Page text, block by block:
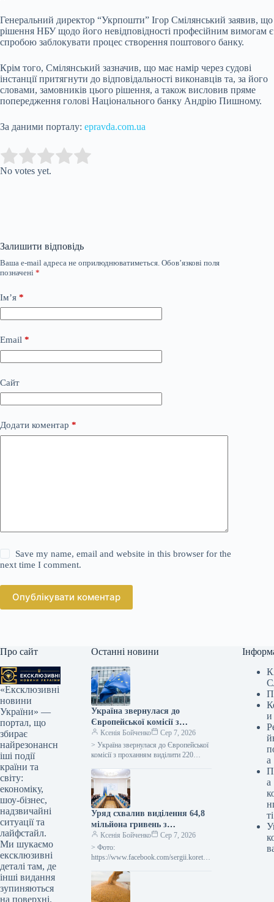
Генеральний директор “Укрпошти” Ігор Смілянський заявив, що
рішення НБУ щодо його невідповідності професійним вимогам є
спробою заблокувати процес створення поштового банку.
Крім того, Смілянський зазначив, що має намір через судові
інстанції притягнути до відповідальності виконавців та, за його
словами, замовників цього рішення, а також висловив пряме
попередження голові Національного банку Андрію Пишному.
За даними порталу: epravda.com.ua
Rate this item:
No votes yet.
Залишити відповідь
Ваша e-mail адреса не оприлюднюватиметься. Обов’язкові поля
позначені *
Ім’я *
Email *
Сайт
Додати коментар *
Save my name, email and website in this browser for the
next time I comment.
Опублікувати коментар
Про сайт
«Ексклюзивні
новини
України» —
портал, що
збирає
найрезонансн
іші події
країни та
світу:
економіку,
шоу-бізнес,
надзвичайні
ситуації та
лайфстайл.
Ми шукаємо
ексклюзивні
деталі там, де
інші видання
зупиняються
на поверхні.
Останні новини
Україна звернулася до
Європейської комісії з
проханням надати 220
мільйонів євро для допомоги
аграрному сектору у зв’язку
Ксенія Бойченко
Сер 7, 2026
> Україна звернулася до Європейської
комісії з проханням виділити 220
допомоги для покриття відсотків за
кредитами для…
Уряд схвалив виділення 64,8
мільйона гривень з
державного бюджету для
відновлення та подолання
наслідків бойових дій.
Ксенія Бойченко
Сер 7, 2026
> Фото:
https://www.facebook.com/sergii.koretsk
виділення коштів, запланованих у
державному бюджеті на 2026 рік для
фінансування регіональних
и
а
а
ті